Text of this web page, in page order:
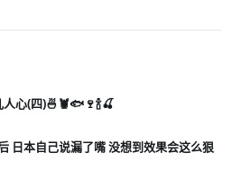
, 最抚凡人心(四)🍜🦞🐟🍷🍾🍒
日本自己说漏了嘴 没想到效果会这么狠